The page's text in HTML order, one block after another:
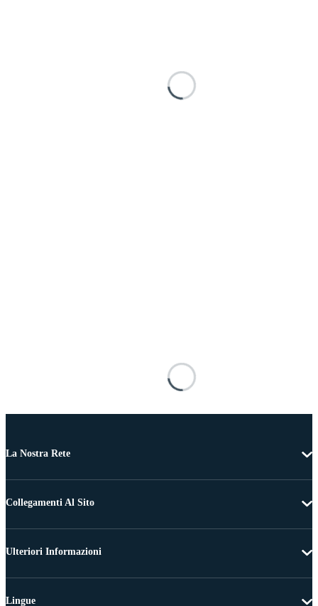
La Nostra Rete
Collegamenti Al Sito
Ulteriori Informazioni
Lingue